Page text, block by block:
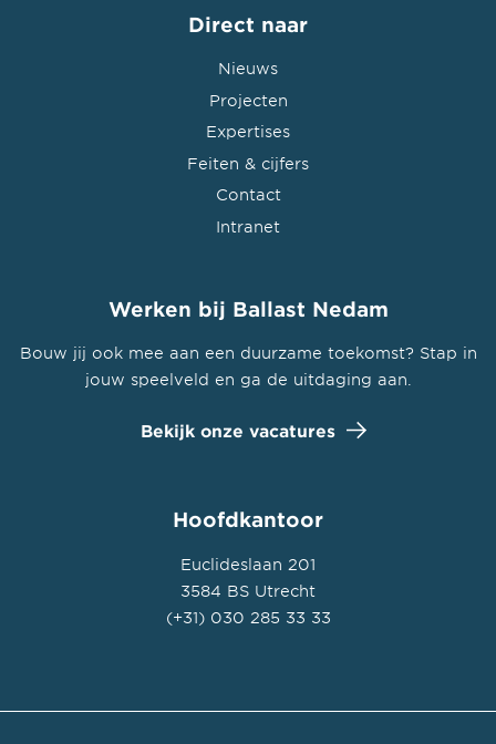
Direct naar
Nieuws
Projecten
Expertises
Feiten & cijfers
Contact
Intranet
Werken bij Ballast Nedam
Bouw jij ook mee aan een duurzame toekomst? Stap in
jouw speelveld en ga de uitdaging aan.
Bekijk onze vacatures
Hoofdkantoor
Euclideslaan 201
3584 BS Utrecht
(+31) 030 285 33 33